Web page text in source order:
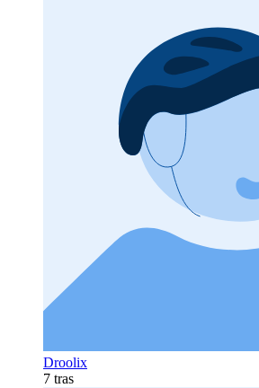
Droolix
7 tras